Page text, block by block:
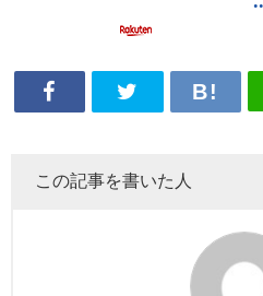
この記事を書いた人